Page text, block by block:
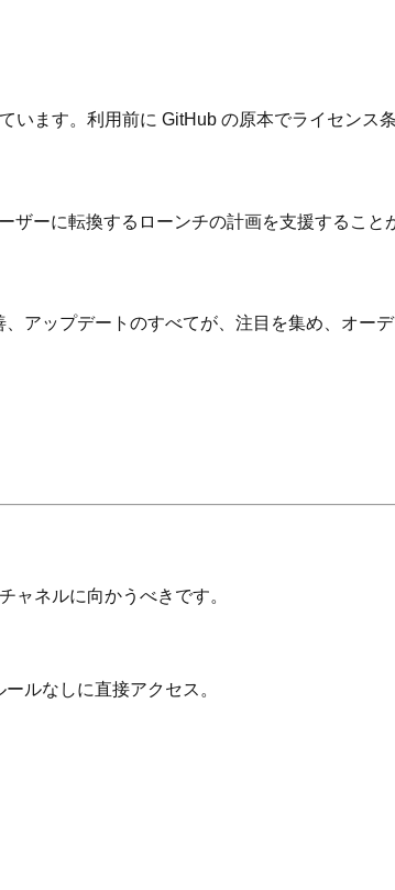
います。利用前に GitHub の原本でライセンス
ーに転換するローンチの計画を支援すること
ップデートのすべてが、注目を集め、オー
ャネルに向かうべきです。
ルなしに直接アクセス。